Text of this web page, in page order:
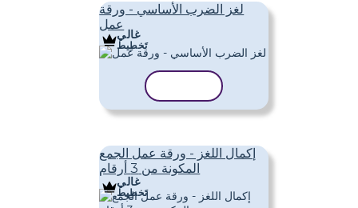
لغز الضرب الأساسي - ورقة
عمل
غالي
تَخطِيط
إكمال اللغز - ورقة عمل الجمع
المكونة من 3 أرقام
غالي
تَخطِيط